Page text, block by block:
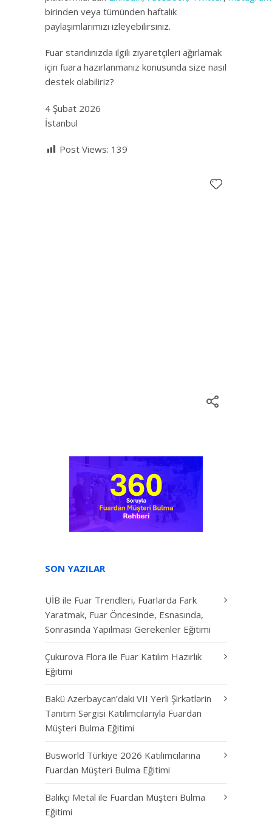
birinden veya tümünden haftalık
paylaşımlarımızı izleyebilirsiniz.
Fuar standınızda ilgili ziyaretçileri ağırlamak
için fuara hazırlanmanız konusunda size nasıl
destek olabiliriz?
4 Şubat 2026
İstanbul
Post Views: 139
SON YAZILAR
UİB ile Fuar Trendleri, Fuarlarda Fark
Yaratmak, Fuar Öncesinde, Esnasında,
Sonrasında Yapılması Gerekenler Eğitimi
Çukurova Flora ile Fuar Katılım Hazırlık
Eğitimi
Bakü Azerbaycan’daki VII Yerli Şirkətlərin
Tanıtım Sərgisi Katılımcılarıyla Fuardan
Müşteri Bulma Eğitimi
Busworld Türkiye 2026 Katılımcılarına
Fuardan Müşteri Bulma Eğitimi
Balıkçı Metal ile Fuardan Müşteri Bulma
Eğitimi